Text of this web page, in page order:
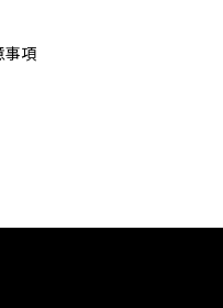
事項